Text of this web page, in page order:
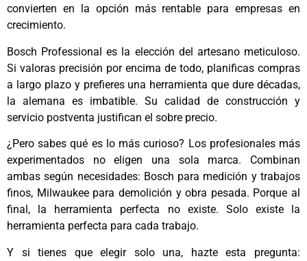
convierten en la opción más rentable para empresas en
crecimiento.
Bosch Professional es la elección del artesano meticuloso.
Si valoras precisión por encima de todo, planificas compras
a largo plazo y prefieres una herramienta que dure décadas,
la alemana es imbatible. Su calidad de construcción y
servicio postventa justifican el sobre precio.
¿Pero sabes qué es lo más curioso? Los profesionales más
experimentados no eligen una sola marca. Combinan
ambas según necesidades: Bosch para medición y trabajos
finos, Milwaukee para demolición y obra pesada. Porque al
final, la herramienta perfecta no existe. Solo existe la
herramienta perfecta para cada trabajo.
Y si tienes que elegir solo una, hazte esta pregunta: